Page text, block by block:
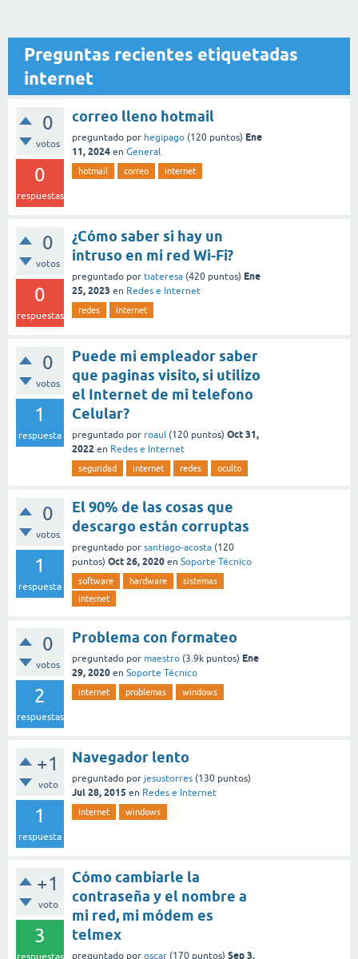
Preguntas recientes etiquetadas
internet
0
votos
0
respuestas
correo lleno hotmail
preguntado por hegipago (120 puntos) Ene
11, 2024 en General
hotmail correo internet
0
votos
0
respuestas
¿Cómo saber si hay un
intruso en mi red Wi-Fi?
preguntado por tiateresa (420 puntos) Ene
25, 2023 en Redes e Internet
redes internet
0
votos
1
respuesta
Puede mi empleador saber
que paginas visito, si utilizo
el Internet de mi telefono
Celular?
preguntado por roaul (120 puntos) Oct 31,
2022 en Redes e Internet
seguridad internet redes oculto
0
votos
1
respuesta
El 90% de las cosas que
descargo están corruptas
preguntado por santiago-acosta (120
puntos) Oct 26, 2020 en Soporte Técnico
software hardware
sistemas
internet
0
votos
2
respuestas
Problema con formateo
preguntado por maestro (3.9k puntos) Ene
29, 2020 en Soporte Técnico
internet problemas windows
+1
voto
1
respuesta
Navegador lento
preguntado por jesustorres (130 puntos)
Jul 28, 2015 en Redes e Internet
internet windows
+1
voto
3
respuestas
Cómo cambiarle la
contraseña y el nombre a
mi red, mi módem es
telmex
preguntado por oscar (170 puntos) Sep 3,